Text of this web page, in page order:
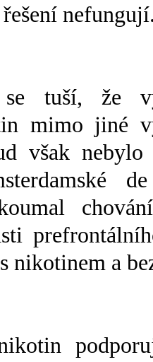
tuší, že
mimo jiné
však
nikotinem a